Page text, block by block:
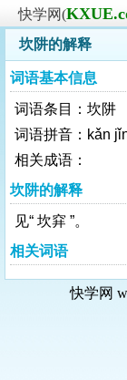
快学网(
坎阱的解释
词语基本信息
词语条目：坎阱
词语拼音：kǎn
相关成语：
坎阱的解释
见“ 坎穽 ”。
相关词语
快学网